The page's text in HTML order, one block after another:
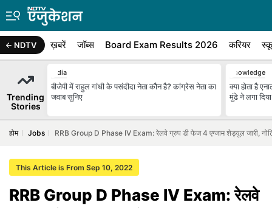
NDTV ख़बरें जॉब्स Board Exam Results 2026 करियर
Trending
Stories
India
बीजेपी में राहुल गांधी के पसंदीदा नेता कौन है? कांग्रेस नेता का
जवाब सुनिए
Knowledge
क्या होता है
मुंढे ने लगा
होम Jobs RRB Group D Phase IV Exam: रेलवे ग्रुप डी फेज 4 एग्जाम शेड्यूल जारी,
This Article is From Sep 10, 2022
RRB Group D Phase IV Exam: रेलवे